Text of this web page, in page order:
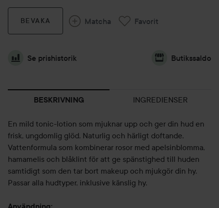
BEVAKA Matcha Favorit
Se prishistorik Butikssaldo
BESKRIVNING INGREDIENSER
En mild tonic-lotion som mjuknar upp och ger din hud en
frisk, ungdomlig glöd. Naturlig och härligt doftande.
Vattenformula som kombinerar rosor med apelsinblomma,
hamamelis och blåklint för att ge spänstighed till huden
samtidigt som den tar bort makeup och mjukgör din hy.
Passar alla hudtyper, inklusive känslig hy.